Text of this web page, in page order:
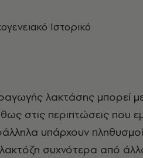
Ιστορικό
λακτάσης μπορεί
στις περιπτώσεις που
υπάρχουν
συχνότερα από